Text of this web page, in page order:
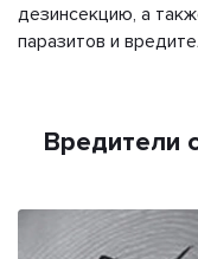
дезинсекцию, а
паразитов и
Вредители